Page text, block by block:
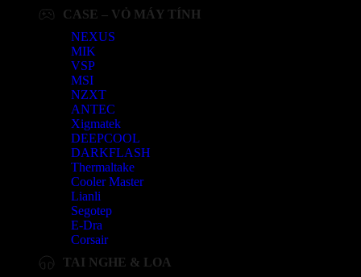
CASE – VỎ MÁY TÍNH
NEXUS
MIK
VSP
MSI
NZXT
ANTEC
Xigmatek
DEEPCOOL
DARKFLASH
Thermaltake
Cooler Master
Lianli
Segotep
E-Dra
Corsair
TAI NGHE & LOA